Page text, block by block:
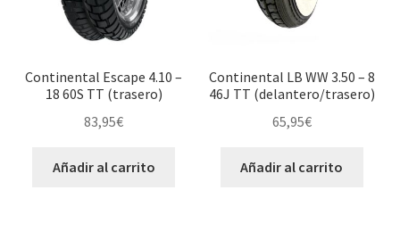
Continental Escape 4.10 –
18 60S TT (trasero)
83,95€
Añadir al carrito
Continental LB WW 3.50 – 8
46J TT (delantero/trasero)
65,95€
Añadir al carrito